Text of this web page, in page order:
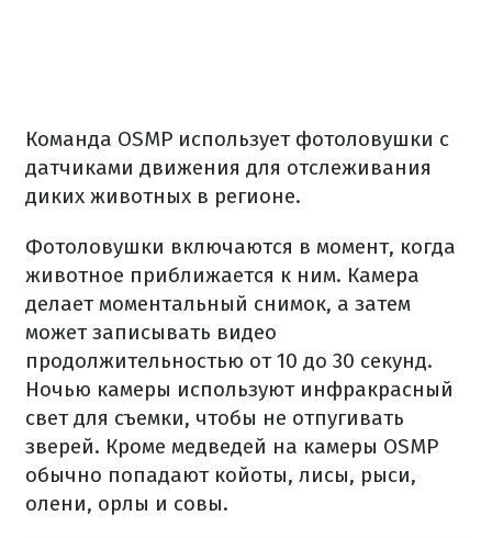
Команда OSMP использует фотоловушки с
датчиками движения для отслеживания
диких животных в регионе.
Фотоловушки включаются в момент, когда
животное приближается к ним. Камера
делает моментальный снимок, а затем
может записывать видео
продолжительностью от 10 до 30 секунд.
Ночью камеры используют инфракрасный
свет для съемки, чтобы не отпугивать
зверей. Кроме медведей на камеры OSMP
обычно попадают койоты, лисы, рыси,
олени, орлы и совы.